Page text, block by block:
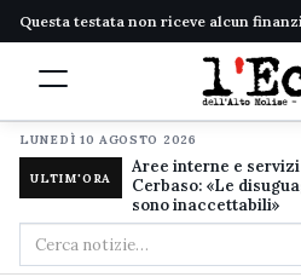
Questa testata non riceve alcun
LUNEDÌ 10 AGOSTO 2026
ULTIM'ORA
Aree interne e
Cerbaso: «Le
sono inaccettabili»
Cerca
nel